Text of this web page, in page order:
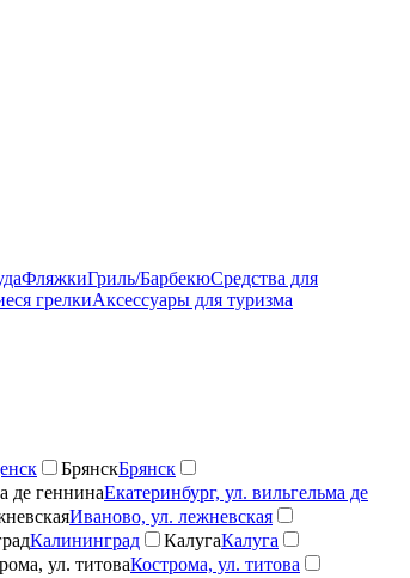
ФляжкиГриль/БарбекюСредства для
грелкиАксессуары для туризма
БрянскБрянск
де геннинаЕкатеринбург, ул. вильгельма де
Иваново, ул. лежневская
Калининград КалугаКалуга
ул. титоваКострома, ул. титова